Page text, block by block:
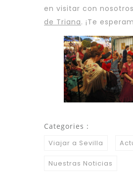
en visitar con
de Triana. ¡Te
Categories :
Viajar a Sevilla
Nuestras Noticias